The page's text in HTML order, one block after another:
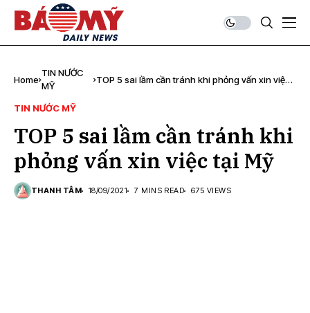
Home
TIN NƯỚC
MỸ
TOP 5 sai lầm cần tránh khi phỏng vấn xin việc
TIN NƯỚC MỸ
TOP 5 sai lầm cần tránh khi
phỏng vấn xin việc tại Mỹ
THANH TÂM 18/09/2021 7 MINS READ 675 VIEWS